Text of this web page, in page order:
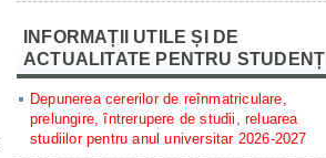
INFORMAȚII UTILE ȘI DE
ACTUALITATE PENTRU STUDENȚI
Depunerea cererilor de reînmatriculare,
prelungire, întrerupere de studii, reluarea
studiilor pentru anul universitar 2026-2027